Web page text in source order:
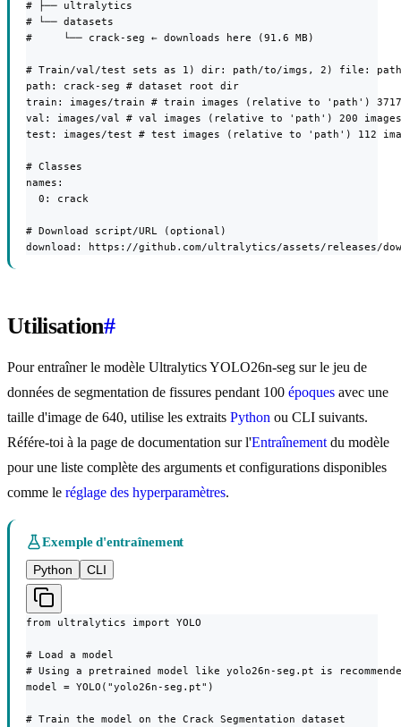
# ├── ultralytics
# └── datasets
#     └── crack-seg ← downloads here (91.6 MB)
# Train/val/test sets as 1) dir: path/to/imgs, 2) file:
path: crack-seg # dataset root dir
train: images/train # train images (relative to 'path') 3717
val: images/val # val images (relative to 'path') 200 images
test: images/test # test images (relative to 'path') 112
# Classes
names:
  0: crack
# Download script/URL (optional)
download: https://github.com/ultralytics/assets/releases/
Utilisation#
Pour entraîner le modèle Ultralytics YOLO26n-seg sur le jeu de
données de segmentation de fissures pendant 100 époques avec une
taille d'image de 640, utilise les extraits Python ou CLI suivants.
Référe-toi à la page de documentation sur l'Entraînement du modèle
pour une liste complète des arguments et configurations disponibles
comme le réglage des hyperparamètres.
Exemple d'entraînement
Python
CLI
from ultralytics import YOLO
# Load a model
# Using a pretrained model like yolo26n-seg.pt is
model = YOLO("yolo26n-seg.pt")
# Train the model on the Crack Segmentation dataset